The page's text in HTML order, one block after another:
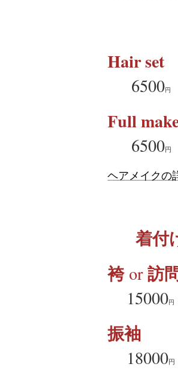
Hair set
6500円
Full
6500円
ヘアメイクの
着付
袴 or 訪
15000円
振袖
18000円